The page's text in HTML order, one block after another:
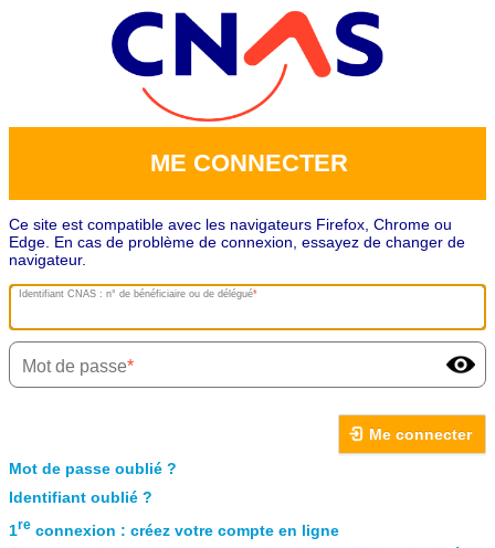
ME CONNECTER
Ce site est compatible avec les navigateurs Firefox, Chrome ou
Edge. En cas de problème de connexion, essayez de changer de
navigateur.
Identifiant CNAS : n° de bénéficiaire ou de délégué
Mot de passe
Me connecter
Mot de passe oublié ?
Identifiant oublié ?
1re connexion : créez votre compte en ligne